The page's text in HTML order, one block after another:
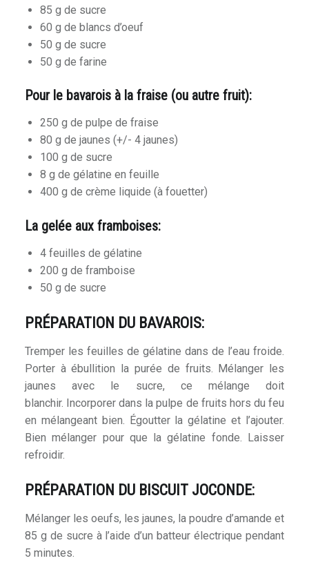
85 g de sucre
60 g de blancs d’oeuf
50 g de sucre
50 g de farine
Pour le bavarois à la fraise (ou autre fruit):
250 g de pulpe de fraise
80 g de jaunes (+/- 4 jaunes)
100 g de sucre
8 g de gélatine en feuille
400 g de crème liquide (à fouetter)
La gelée aux framboises:
4 feuilles de gélatine
200 g de framboise
50 g de sucre
PRÉPARATION DU BAVAROIS:
Tremper les feuilles de gélatine dans de l’eau froide.
Porter à ébullition la purée de fruits. Mélanger les
jaunes avec le sucre, ce mélange doit
blanchir. Incorporer dans la pulpe de fruits hors du feu
en mélangeant bien. Égoutter la gélatine et l’ajouter.
Bien mélanger pour que la gélatine fonde. Laisser
refroidir.
PRÉPARATION DU BISCUIT JOCONDE:
Mélanger les oeufs, les jaunes, la poudre d’amande et
85 g de sucre à l’aide d’un batteur électrique pendant
5 minutes.